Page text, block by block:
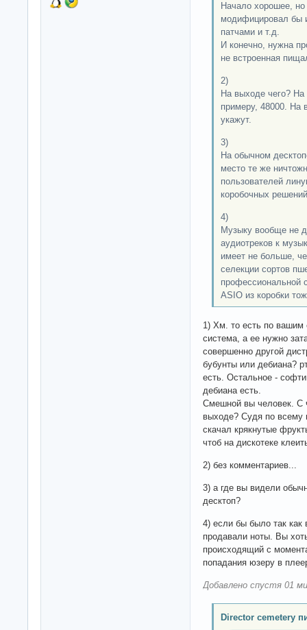
Начало хорошее,
модифицировал бы
патчами и т.д.
И конечно, нужна
не встроенная
2)
На выходе чего?
примеру, 48000. На
укажут.
3)
На обычном
место те же
пользователей
коробочных
4)
Музыку вообще не
аудиотреков к
имеет не больше,
селекции сортов
профессиональной
ASIO из коробки
1) Хм. то есть по вашим
система, а ее нужно
совершенно другой
бубунты или дебиана?
есть. Остальное -
дебиана есть.
Смешной вы человек. С
выходе? Судя по всему
скачал крякнутые
чтоб на дискотеке
2) без комментариев...
3) а где вы видели
десктоп?
4) если бы было так как
продавали ноты. Вы
происходящий с
попадания юзеру в
Добавлено спустя 01
Director cemetery